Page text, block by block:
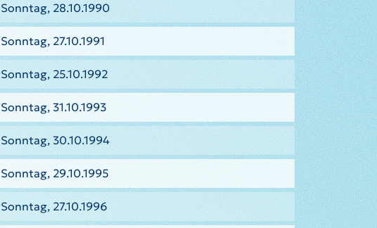
Sonntag, 28.10.1990
Sonntag, 27.10.1991
Sonntag, 25.10.1992
Sonntag, 31.10.1993
Sonntag, 30.10.1994
Sonntag, 29.10.1995
Sonntag, 27.10.1996